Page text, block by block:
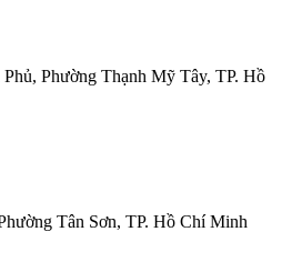
Phường Thạnh Mỹ Tây, TP. Hồ
Tân Sơn, TP. Hồ Chí Minh